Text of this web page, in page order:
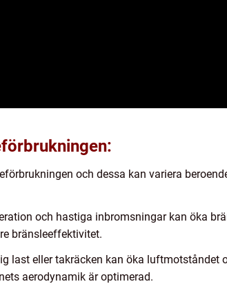
och dessa kan variera
och hastiga inbromsningar kan öka
bränsleeffektivitet.
last eller takräcken kan öka luftmotståndet
aerodynamik är optimerad.